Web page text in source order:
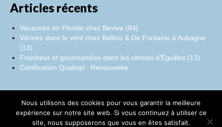
Articles récents
Vacances en Floride chez Beviva (84)
Vitrines dans le vent chez Bellino & De Fontaine à Aubagne
(13)
Fraicheur et gourmandise dans les vitrines d’Eguilles (13)
Certification Qualiopi : Renouvelée
Facebook
Instagram
LinkedIn
Nous utilisons des cookies pour vous garantir la meilleure
expérience sur notre site web. Si vous continuez à utiliser ce
site, nous supposerons que vous en êtes satisfait.